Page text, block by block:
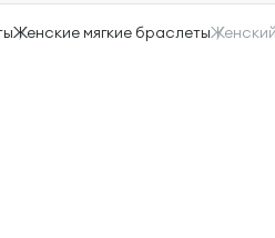
Женские мягкие браслеты